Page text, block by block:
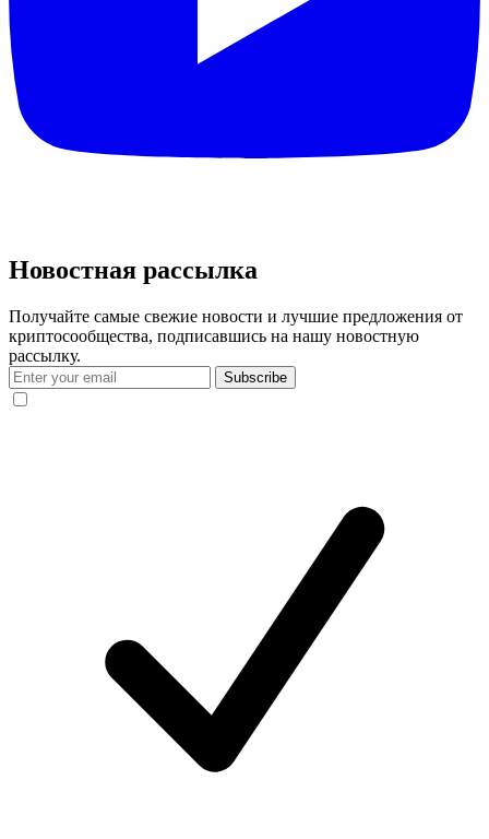
Новостная рассылка
Получайте самые свежие новости и лучшие предложения от
криптосообщества, подписавшись на нашу новостную
рассылку.
Subscribe